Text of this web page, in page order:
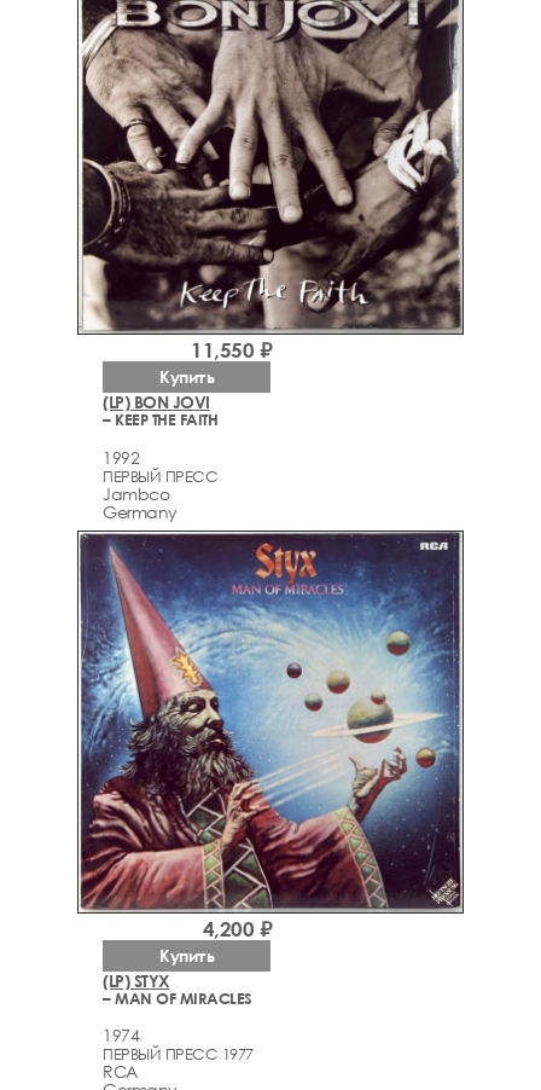
(LP) BON JOVI
– KEEP THE FAITH
1992
ПЕРВЫЙ ПРЕСС
Jambco
Germany
11,550 ₽
Купить
(LP) STYX
– MAN OF MIRACLES
1974
ПЕРВЫЙ ПРЕСС 1977
RCA
4,200 ₽
Купить